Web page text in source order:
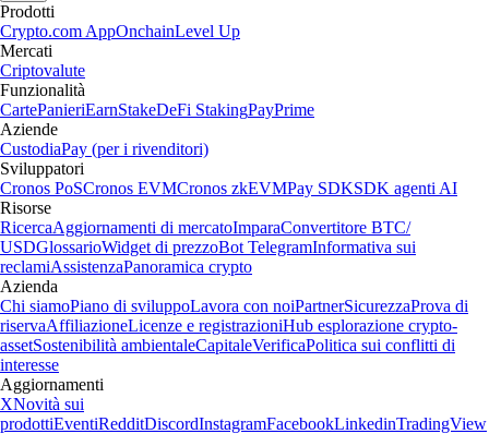
Prodotti
Crypto.com AppOnchainLevel Up
Mercati
Criptovalute
Funzionalità
CartePanieriEarnStakeDeFi StakingPayPrime
Aziende
CustodiaPay (per i rivenditori)
Sviluppatori
Cronos PoSCronos EVMCronos zkEVMPay SDKSDK agenti AI
Risorse
RicercaAggiornamenti di mercatoImparaConvertitore BTC/
USDGlossarioWidget di prezzoBot TelegramInformativa sui
reclamiAssistenzaPanoramica crypto
Azienda
Chi siamoPiano di sviluppoLavora con noiPartnerSicurezzaProva di
riservaAffiliazioneLicenze e registrazioniHub esplorazione crypto-
assetSostenibilità ambientaleCapitaleVerificaPolitica sui conflitti di
interesse
Aggiornamenti
XNovità sui
prodottiEventiRedditDiscordInstagramFacebookLinkedinTradingView